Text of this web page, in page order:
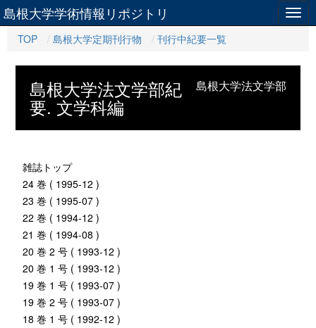
島根大学学術情報リポジトリ
TOP 島根大学定期刊行物 刊行中紀要一覧
島根大学法文学部
島根大学法文学部紀
要. 文学科編
雑誌トップ
24 巻 ( 1995-12 )
23 巻 ( 1995-07 )
22 巻 ( 1994-12 )
21 巻 ( 1994-08 )
20 巻 2 号 ( 1993-12 )
20 巻 1 号 ( 1993-12 )
19 巻 1 号 ( 1993-07 )
19 巻 2 号 ( 1993-07 )
18 巻 1 号 ( 1992-12 )